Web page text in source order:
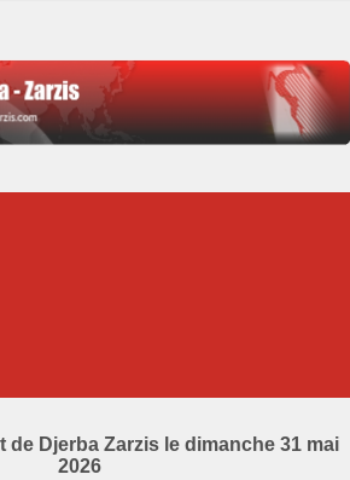
de Djerba Zarzis le dimanche 31 mai
2026